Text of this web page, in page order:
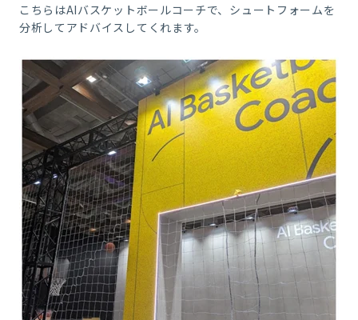
こちらはAIバスケットボールコーチで、シュートフォームを
分析してアドバイスしてくれます。